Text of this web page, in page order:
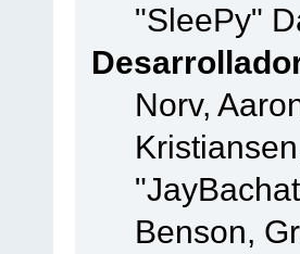
"SleePy"
Norv,
Benson,